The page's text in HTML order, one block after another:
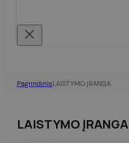
PagrindinisLAISTYMO ĮRANGA
LAISTYMO ĮRANGA